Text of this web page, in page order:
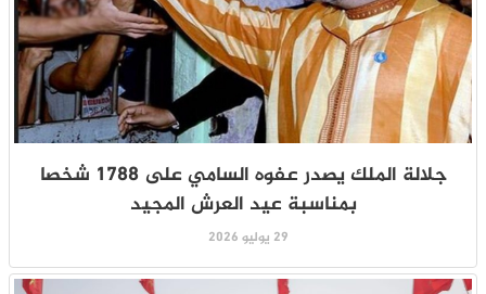
جلالة الملك يصدر عفوه السامي على 1788 شخصا
بمناسبة عيد العرش المجيد
29 يوليو 2026